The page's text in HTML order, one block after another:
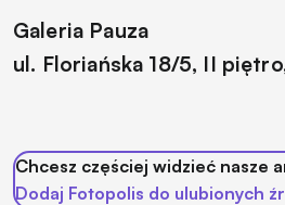
Galeria Pauza
ul. Floriańska 18/5, II
Chcesz częściej widzieć nasze
Dodaj Fotopolis do ulubionych